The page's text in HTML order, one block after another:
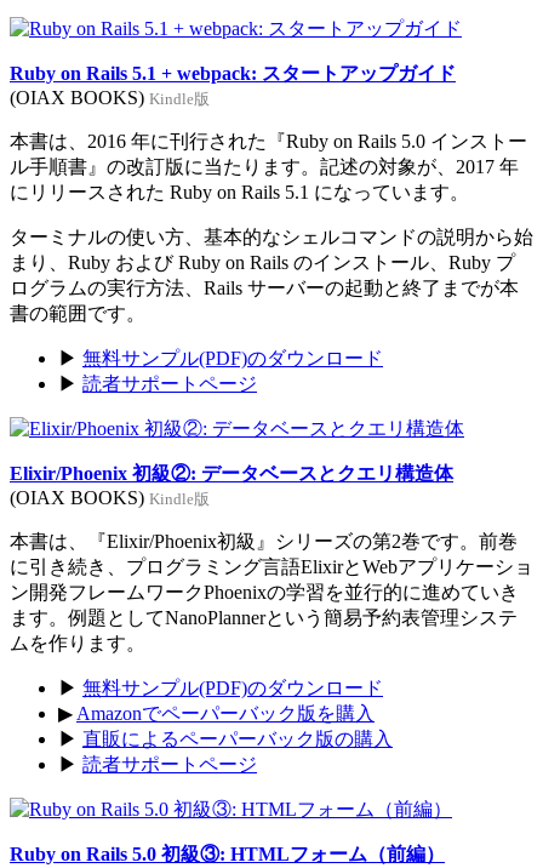
Ruby on Rails 5.1 + webpack: スタートアップガイド
(OIAX BOOKS) Kindle版
本書は、2016 年に刊行された『Ruby on Rails 5.0 インストー
ル手順書』の改訂版に当たります。記述の対象が、2017 年
にリリースされた Ruby on Rails 5.1 になっています。
ターミナルの使い方、基本的なシェルコマンドの説明から始
まり、Ruby および Ruby on Rails のインストール、Ruby プ
ログラムの実行方法、Rails サーバーの起動と終了までが本
書の範囲です。
▶ 無料サンプル(PDF)のダウンロード
▶ 読者サポートページ
Elixir/Phoenix 初級②: データベースとクエリ構造体
(OIAX BOOKS) Kindle版
本書は、『Elixir/Phoenix初級』シリーズの第2巻です。前巻
に引き続き、プログラミング言語ElixirとWebアプリケーショ
ン開発フレームワークPhoenixの学習を並行的に進めていき
ます。例題としてNanoPlannerという簡易予約表管理システ
ムを作ります。
▶ 無料サンプル(PDF)のダウンロード
▶ Amazonでペーパーバック版を購入
▶ 直販によるペーパーバック版の購入
▶ 読者サポートページ
Ruby on Rails 5.0 初級③: HTMLフォーム（前編）